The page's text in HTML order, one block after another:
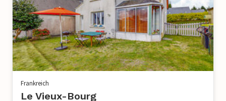
Frankreich
Le Vieux-Bourg